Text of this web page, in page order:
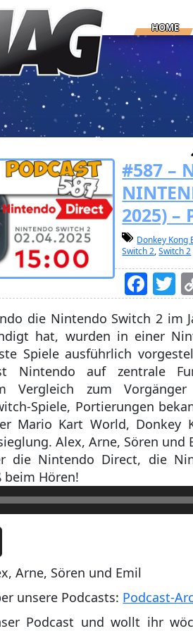
HOME
#587 –
2025) –
Donkey Kong
Switch 2,Switch 2
die Nintendo Switch 2 im
hat, wurden in einer
Spiele ausführlich
Nintendo auf zentrale
Vergleich zum
Spiele, Portierungen
Mario Kart World, Donkey
Alex, Arne, Sören
die Nintendo Direct, die
beim Hören!
Arne, Sören und Emil
unsere Podcasts: Podcast-
Podcast und wollt ihr